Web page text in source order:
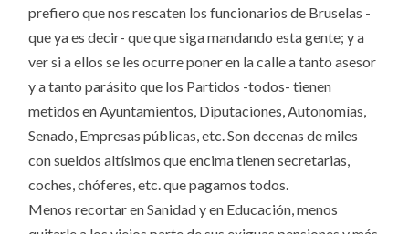
prefiero que nos rescaten los funcionarios de Bruselas -
que ya es decir- que que siga mandando esta gente; y a
ver si a ellos se les ocurre poner en la calle a tanto asesor
y a tanto parásito que los Partidos -todos- tienen
metidos en Ayuntamientos, Diputaciones, Autonomías,
Senado, Empresas públicas, etc. Son decenas de miles
con sueldos altísimos que encima tienen secretarias,
coches, chóferes, etc. que pagamos todos.
Menos recortar en Sanidad y en Educación, menos